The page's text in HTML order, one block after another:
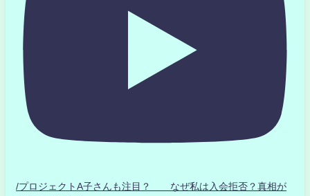
/プロジェクトA子さんも注目？ なぜ私は入会拒否？真相が